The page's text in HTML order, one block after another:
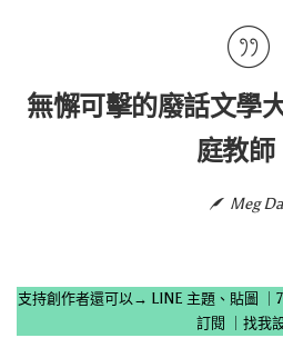
無懈可擊的廢話文學
庭教師
Meg
支持創作者還可以→ LINE 主題、貼圖
訂閱
找我